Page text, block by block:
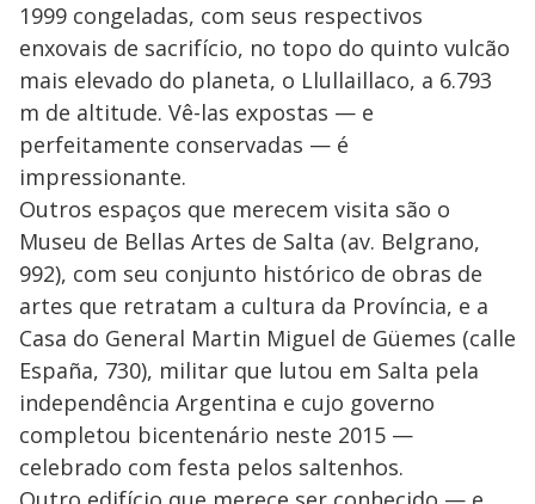
1999 congeladas, com seus respectivos
enxovais de sacrifício, no topo do quinto vulcão
mais elevado do planeta, o Llullaillaco, a 6.793
m de altitude. Vê-las expostas — e
perfeitamente conservadas — é
impressionante.
Outros espaços que merecem visita são o
Museu de Bellas Artes de Salta (av. Belgrano,
992), com seu conjunto histórico de obras de
artes que retratam a cultura da Província, e a
Casa do General Martin Miguel de Güemes (calle
España, 730), militar que lutou em Salta pela
independência Argentina e cujo governo
completou bicentenário neste 2015 —
celebrado com festa pelos saltenhos.